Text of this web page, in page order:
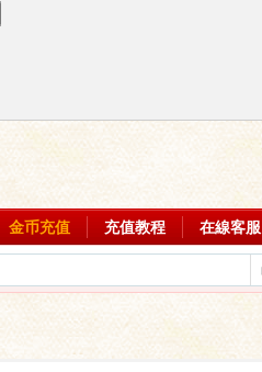
金币充值 充值教程 在線客服